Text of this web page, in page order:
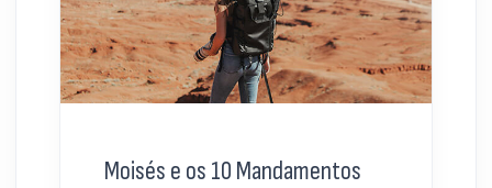
Moisés e os 10 Mandamentos